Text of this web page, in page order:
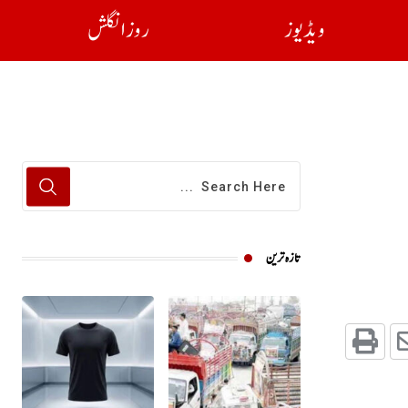
ویڈیوز روز انگلش
تازہ ترین